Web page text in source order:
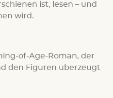
ist, lesen – und
wird.
of-Age-Roman, der
den Figuren überzeugt